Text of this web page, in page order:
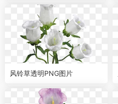
风铃草透明PNG图片